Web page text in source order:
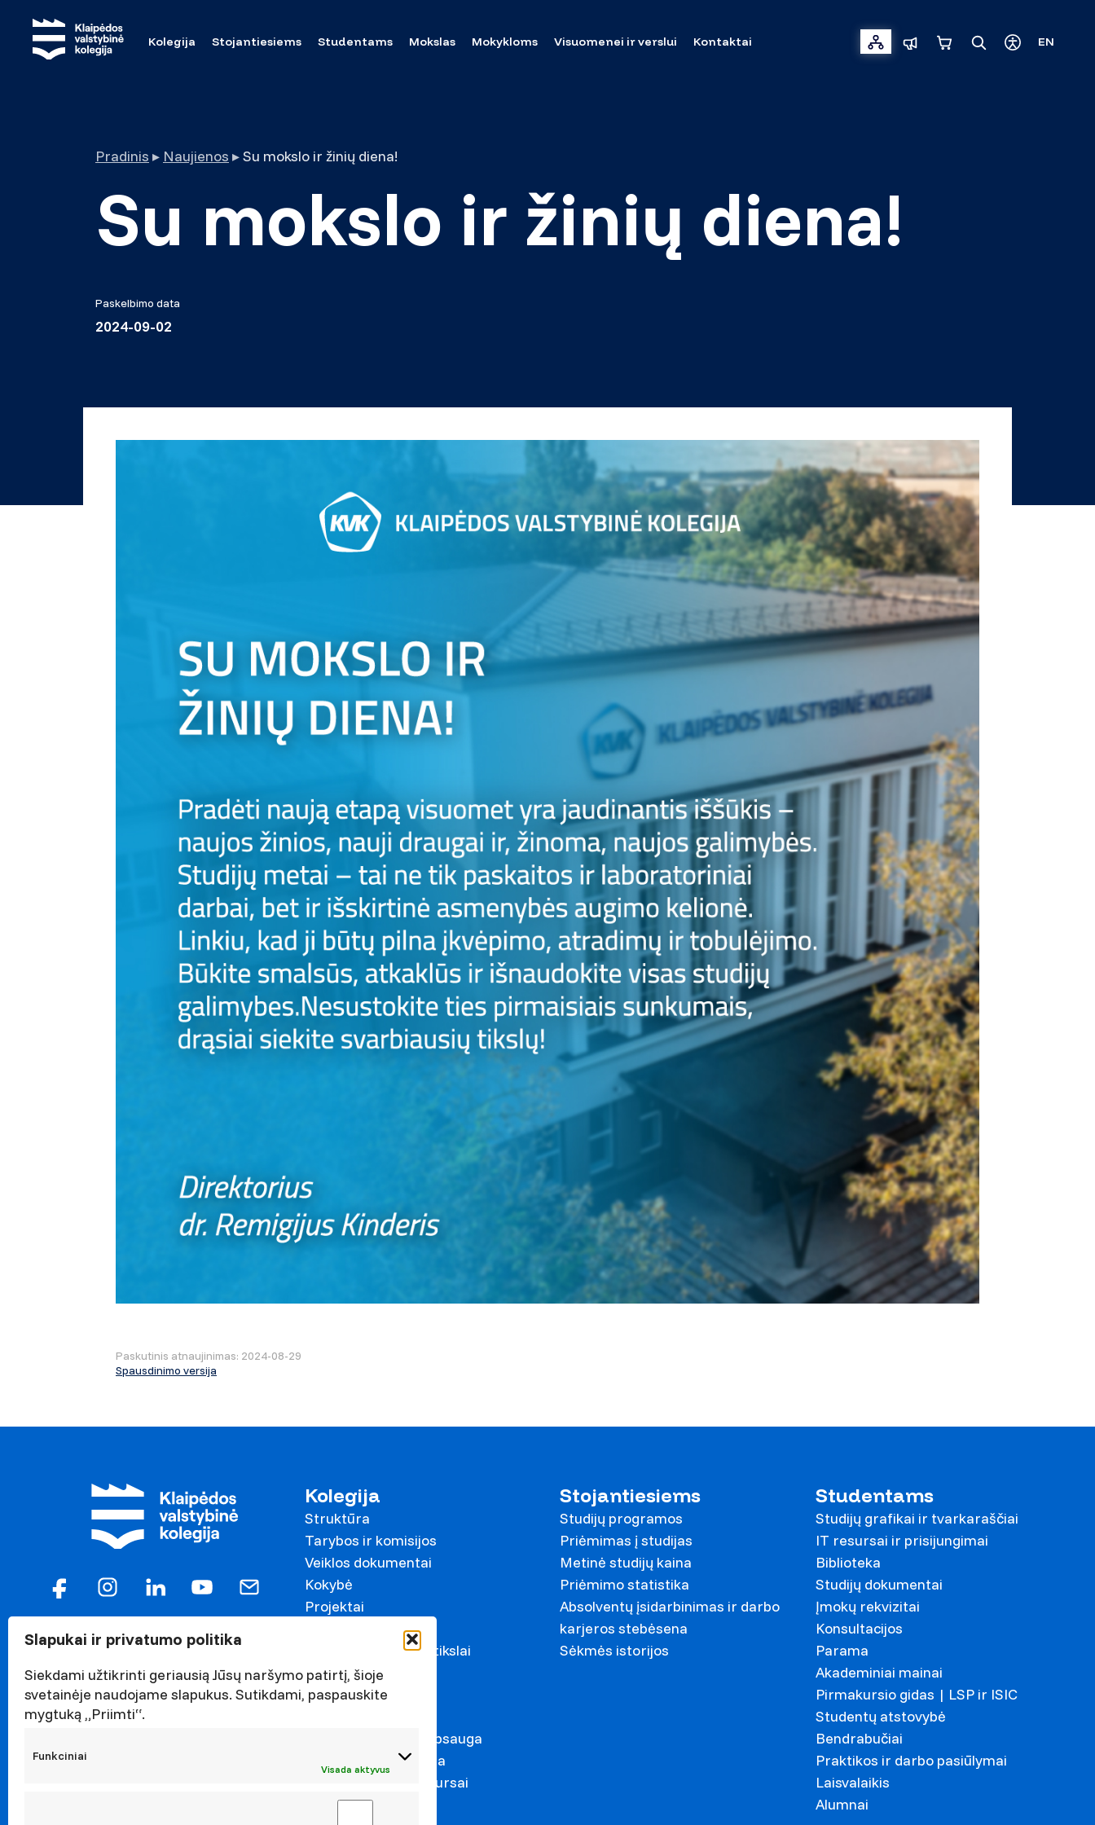
Slapukai ir privatumo politika
Siekdami užtikrinti geriausią Jūsų naršymo patirtį, šioje
svetainėje naudojame slapukus. Sutikdami, paspauskite
mygtuką „Priimti“.
Funkciniai
Visada aktyvus
Kolegija Stojantiesiems Studentams Mokslas Mokykloms Visuomenei ir verslui Kontaktai EN
Pradinis ▸ Naujienos ▸Su mokslo ir žinių diena!
Su mokslo ir žinių diena!
Paskelbimo data
2024-09-02
Paskutinis atnaujinimas: 2024-08-29
Spausdinimo versija
Kolegija
Struktūra
Tarybos ir komisijos
Veiklos dokumentai
Kokybė
Projektai
Darnaus vystymosi tikslai
Naujienos
Renginiai
Asmens duomenų apsauga
Korupcijos prevencija
Atestavimas ir konkursai
Stojantiesiems
Studijų programos
Priėmimas į studijas
Metinė studijų kaina
Priėmimo statistika
Absolventų įsidarbinimas ir darbo
karjeros stebėsena
Sėkmės istorijos
Studentams
Studijų grafikai ir tvarkaraščiai
IT resursai ir prisijungimai
Biblioteka
Studijų dokumentai
Įmokų rekvizitai
Konsultacijos
Parama
Akademiniai mainai
Pirmakursio gidas | LSP ir ISIC
Studentų atstovybė
Bendrabučiai
Praktikos ir darbo pasiūlymai
Laisvalaikis
Alumnai